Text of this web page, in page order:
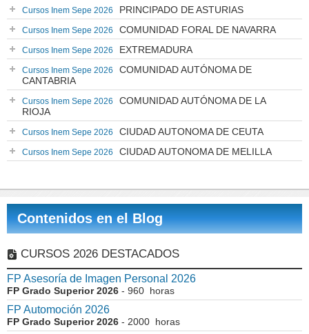
Cursos Inem Sepe 2026 PRINCIPADO DE ASTURIAS
Cursos Inem Sepe 2026 COMUNIDAD FORAL DE NAVARRA
Cursos Inem Sepe 2026 EXTREMADURA
Cursos Inem Sepe 2026
COMUNIDAD AUTÓNOMA DE
CANTABRIA
Cursos Inem Sepe 2026
COMUNIDAD AUTÓNOMA DE LA
RIOJA
Cursos Inem Sepe 2026 CIUDAD AUTONOMA DE CEUTA
Cursos Inem Sepe 2026 CIUDAD AUTONOMA DE MELILLA
Contenidos en el Blog
CURSOS 2026 DESTACADOS
FP Asesoría de Imagen Personal 2026
FP Grado Superior 2026 - 960 horas
FP Automoción 2026
FP Grado Superior 2026 - 2000 horas